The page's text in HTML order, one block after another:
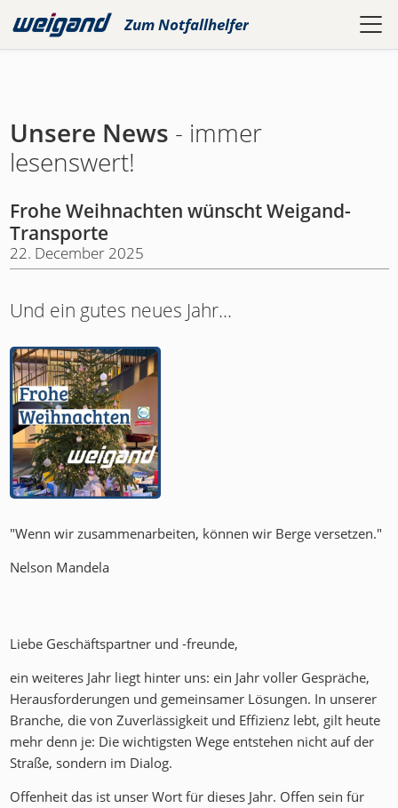
ZumNotfallhelfer
Unsere News - immer
lesenswert!
Frohe Weihnachten wünscht Weigand-
Transporte
22. December 2025
Und ein gutes neues Jahr...
"Wenn wir zusammenarbeiten, können wir Berge versetzen."
Nelson Mandela
Liebe Geschäftspartner und -freunde,
ein weiteres Jahr liegt hinter uns: ein Jahr voller Gespräche,
Herausforderungen und gemeinsamer Lösungen. In unserer
Branche, die von Zuverlässigkeit und Effizienz lebt, gilt heute
mehr denn je: Die wichtigsten Wege entstehen nicht auf der
Straße, sondern im Dialog.
Offenheit das ist unser Wort für dieses Jahr. Offen sein für